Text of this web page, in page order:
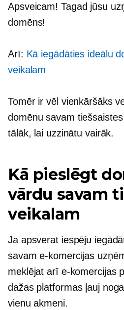
Apsveicam! Tagad jūsu
domēns!
Arī: Kā iegādāties ideālu
veikalam
Tomēr ir vēl vienkāršāks
domēnu savam
tālāk, lai uzzinātu vairāk.
Kā pieslēgt
vārdu savam
veikalam
Ja apsverat iespēju
savam e-komercijas
meklējat arī e-komercijas
dažas platformas ļauj
vienu akmeni.